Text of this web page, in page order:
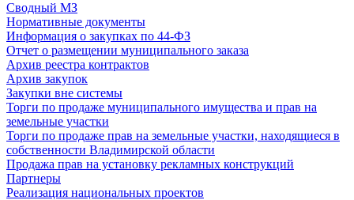
Сводный МЗ
Нормативные документы
Информация о закупках по 44-ФЗ
Отчет о размещении муниципального заказа
Архив реестра контрактов
Архив закупок
Закупки вне системы
Торги по продаже муниципального имущества и прав на
земельные участки
Торги по продаже прав на земельные участки, находящиеся в
собственности Владимирской области
Продажа прав на установку рекламных конструкций
Партнеры
Реализация национальных проектов